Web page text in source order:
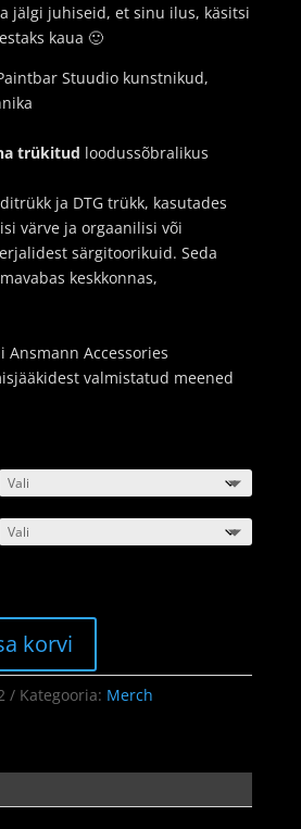
jälgi juhiseid, et sinu ilus, käsitsi
kaua 🙂
Stuudio kunstnikud,
trükitud loodussõbralikus
ja DTG trükk, kasutades
värve ja orgaanilisi või
särgitoorikuid. Seda
keskkonnas,
Ansmann Accessories
valmistatud meened
korvi
Kategooria: Merch